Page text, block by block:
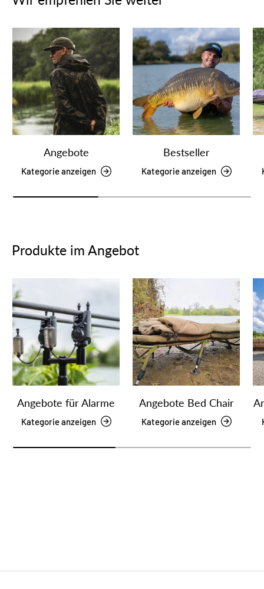
Angebote
Kategorie anzeigen
Bestseller
Kategorie anzeigen
Produkte im Angebot
Angebote für Alarme
Kategorie anzeigen
Angebote Bed Chair
Kategorie anzeigen